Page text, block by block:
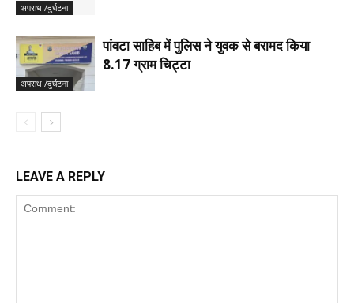
अपराध /दुर्घटना
अपराध /दुर्घटना
पांवटा साहिब में पुलिस ने युवक से बरामद किया
8.17 ग्राम चिट्टा
LEAVE A REPLY